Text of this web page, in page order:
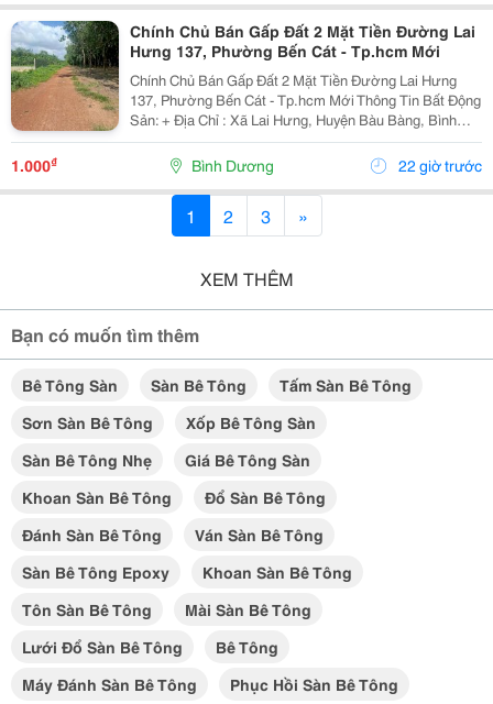
Chính Chủ Bán Gấp Đất 2 Mặt Tiền Đường Lai
Hưng 137, Phường Bến Cát - Tp.hcm Mới
Chính Chủ Bán Gấp Đất 2 Mặt Tiền Đường Lai Hưng
137, Phường Bến Cát - Tp.hcm Mới Thông Tin Bất Động
Sản: + Địa Chỉ : Xã Lai Hưng, Huyện Bàu Bàng, Bình
Dương (Cũ) + Tổng Diện Tích: Gần 4.000M&Sup2;. +
Thổ Cư: 658M&Sup2;. =≫ Giá Chỉ 3...
1.000₫ Bình Dương 22 giờ trước
1 2 3 »
XEM THÊM
Bạn có muốn tìm thêm
Bê Tông Sàn Sàn Bê Tông
Tấm Sàn Bê Tông
Sơn Sàn Bê Tông
Xốp Bê Tông Sàn
Sàn Bê Tông Nhẹ
Giá Bê Tông Sàn
Khoan Sàn Bê Tông
Đổ Sàn Bê Tông
Đánh Sàn Bê Tông
Ván Sàn Bê Tông
Sàn Bê Tông Epoxy
Khoan Sàn Bê Tông
Tôn Sàn Bê Tông
Mài Sàn Bê Tông
Lưới Đổ Sàn Bê Tông
Bê Tông
Máy Đánh Sàn Bê Tông
Phục Hồi Sàn Bê Tông